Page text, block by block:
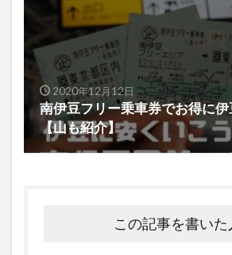
2020年12月12日
南伊豆フリー乗車券でお得に
【山も紹介】
この記事を書いた